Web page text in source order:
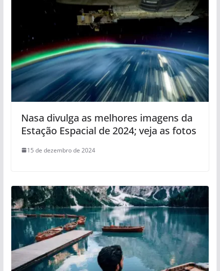
Nasa divulga as melhores imagens da
Estação Espacial de 2024; veja as fotos
15 de dezembro de 2024